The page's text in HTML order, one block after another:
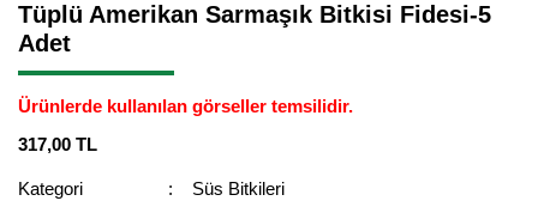
Tüplü Amerikan Sarmaşık Bitkisi Fidesi-5
Adet
Ürünlerde kullanılan görseller temsilidir.
317,00 TL
Kategori
Süs Bitkileri